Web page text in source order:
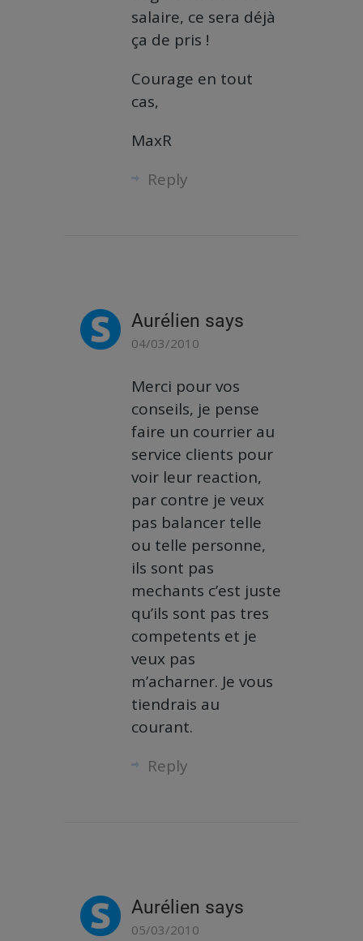
salaire, ce sera déjà
ça de pris !
Courage en tout
cas,
MaxR
Reply
Aurélien says
04/03/2010
Merci pour vos
conseils, je pense
faire un courrier au
service clients pour
voir leur reaction,
par contre je veux
pas balancer telle
ou telle personne,
ils sont pas
mechants c’est juste
qu’ils sont pas tres
competents et je
veux pas
m’acharner. Je vous
tiendrais au
courant.
Reply
Aurélien says
05/03/2010